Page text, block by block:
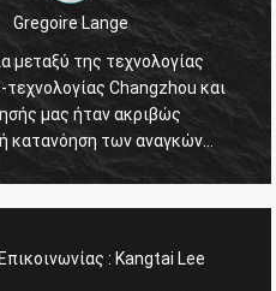
Gregoire Lange
μεταξύ της τεχνολογίας
Changzhou και
μας ήταν ακριβώς
κατανόηση των αναγκών
πρόθυμος να λύσει τα
: Kangtai Lee